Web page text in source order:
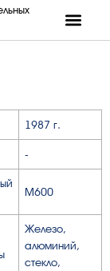
1987 г.
-
М600
Железо,
алюминий,
стекло,